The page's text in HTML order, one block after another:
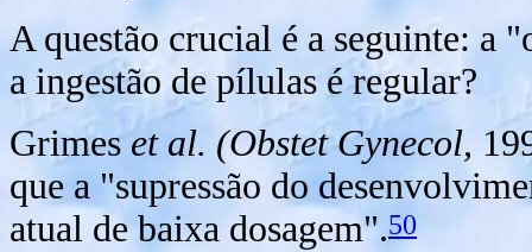
A questão crucial é a seguinte: a
a ingestão de pílulas é regular?
Grimes et al. (Obstet Gynecol,
que a "supressão do
atual de baixa dosagem".50